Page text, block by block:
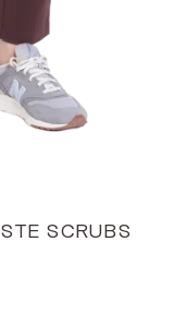
SCRUBS